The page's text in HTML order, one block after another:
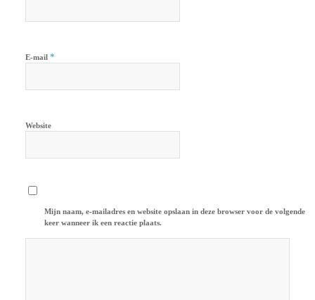
E-mail *
Website
Mijn naam, e-mailadres en website opslaan in deze browser voor de volgende
keer wanneer ik een reactie plaats.